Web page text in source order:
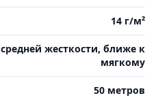
14 г/м²
средней жесткости, ближе к
мягкому
50 метров